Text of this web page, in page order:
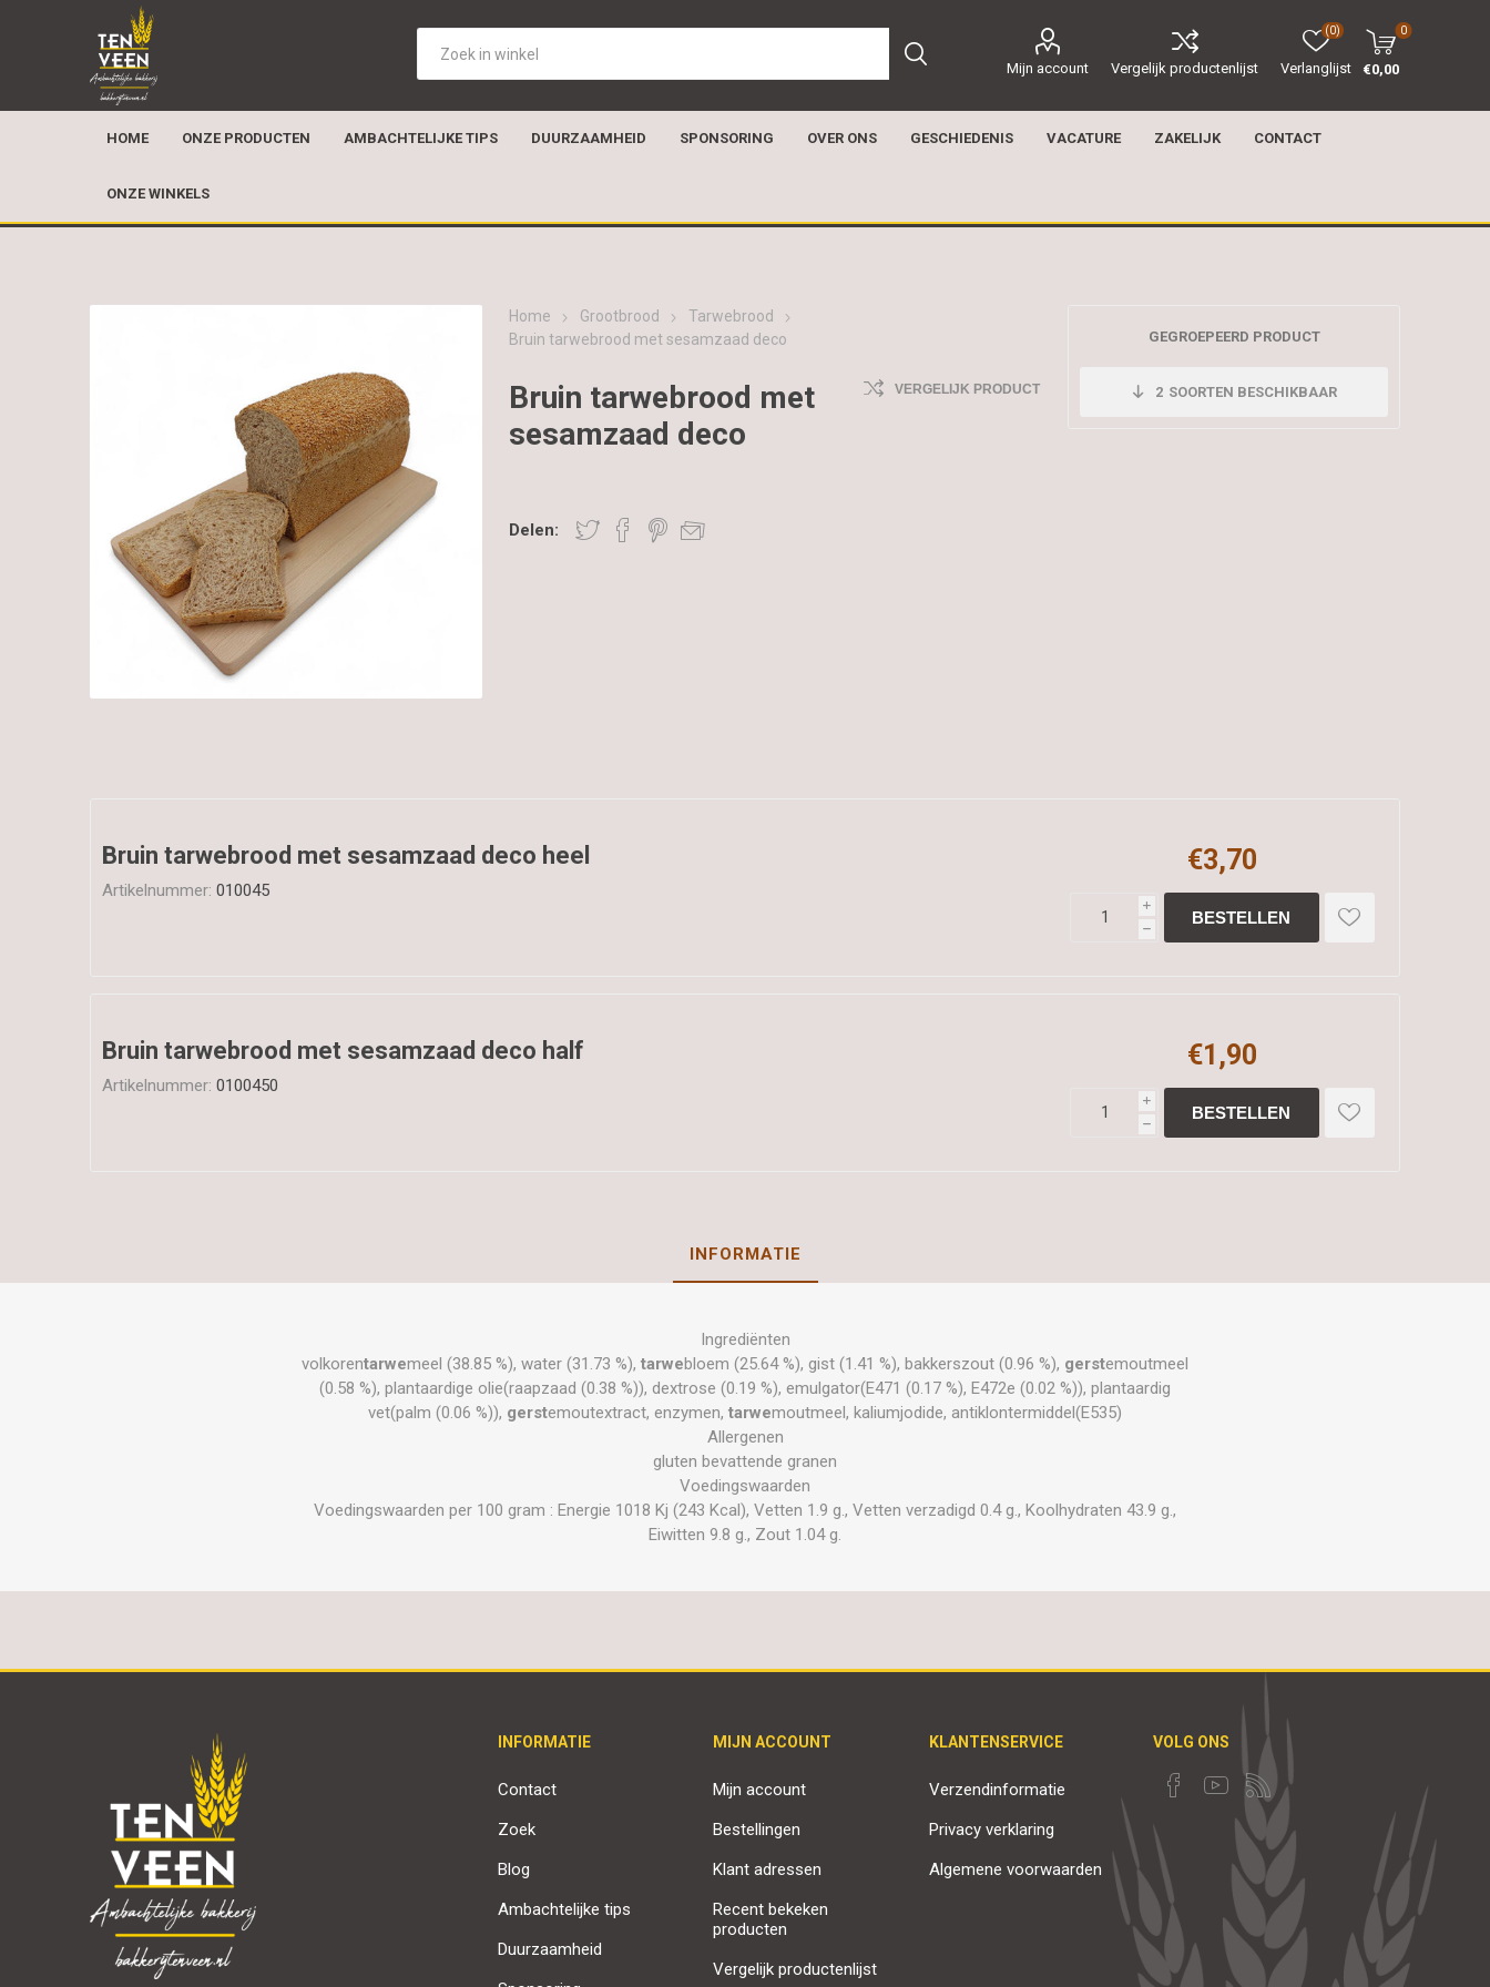
Mijn account Vergelijk productenlijst Verlanglijst
(0) 0
€0,00
HOME ONZE PRODUCTEN AMBACHTELIJKE TIPS DUURZAAMHEID SPONSORING OVER ONS GESCHIEDENIS VACATURE ZAKELIJK CONTACT
ONZE WINKELS
Home Grootbrood
Tarwebrood
Bruin tarwebrood met sesamzaad deco
Bruin tarwebrood met
sesamzaad deco
VERGELIJK PRODUCT
GEGROEPEERD PRODUCT
2 SOORTEN BESCHIKBAAR
Delen:
Bruin tarwebrood met sesamzaad deco heel
Artikelnummer: 010045
€3,70
i
h
Bruin tarwebrood met sesamzaad deco half
Artikelnummer: 0100450
€1,90
i
h
INFORMATIE
Ingrediënten
volkorentarwemeel (38.85 %), water (31.73 %), tarwebloem (25.64 %), gist (1.41 %), bakkerszout (0.96 %), gerstemoutmeel
(0.58 %), plantaardige olie(raapzaad (0.38 %)), dextrose (0.19 %), emulgator(E471 (0.17 %), E472e (0.02 %)), plantaardig
vet(palm (0.06 %)), gerstemoutextract, enzymen, tarwemoutmeel, kaliumjodide, antiklontermiddel(E535)
Allergenen
gluten bevattende granen
Voedingswaarden
Voedingswaarden per 100 gram : Energie 1018 Kj (243 Kcal), Vetten 1.9 g., Vetten verzadigd 0.4 g., Koolhydraten 43.9 g.,
Eiwitten 9.8 g., Zout 1.04 g.
INFORMATIE
Contact
Zoek
Blog
Ambachtelijke tips
Duurzaamheid
MIJN ACCOUNT
Mijn account
Bestellingen
Klant adressen
Recent bekeken
producten
Vergelijk productenlijst
KLANTENSERVICE
Verzendinformatie
Privacy verklaring
Algemene voorwaarden
VOLG ONS